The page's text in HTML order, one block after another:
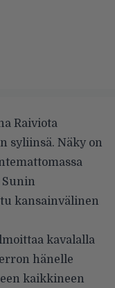
Raiviota
syliinsä. Näky on
Sunin
kansainvälinen
kavalalla
hänelle
kaikkineen